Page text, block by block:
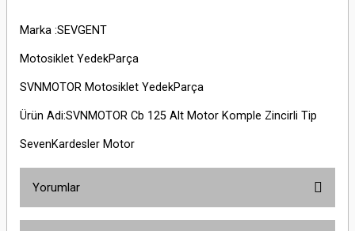
Marka :SEVGENT
Motosiklet YedekParça
SVNMOTOR Motosiklet YedekParça
Ürün Adi:SVNMOTOR Cb 125 Alt Motor Komple Zincirli Tip
SevenKardesler Motor
Yorumlar